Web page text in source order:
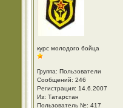
курс молодого бойца
Группа: Пользователи
Сообщений: 246
Регистрация: 14.6.2007
Из: Татарстан
Пользователь №: 417